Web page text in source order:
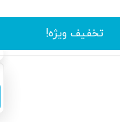
تخفیف ویژه!